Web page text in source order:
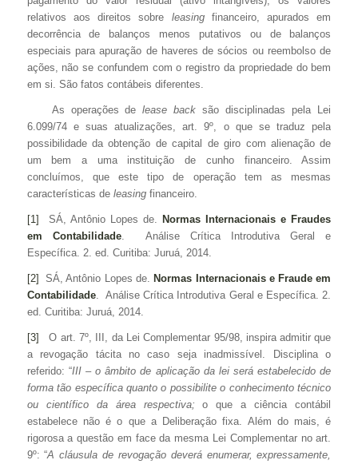
relativos aos direitos sobre leasing financeiro, apurados em
decorrência de balanços menos putativos ou de balanços
especiais para apuração de haveres de sócios ou reembolso de
ações, não se confundem com o registro da propriedade do bem
em si. São fatos contábeis diferentes.
As operações de lease backsão disciplinadas pela Lei
6.099/74 e suas atualizações, art. 9º, o que se traduz pela
possibilidade da obtenção de capital de giro com alienação de
um bem a uma instituição de cunho financeiro. Assim
concluímos, que este tipo de operação tem as mesmas
características de leasing financeiro.
[1] SÁ, Antônio Lopes de.
Normas Internacionais e Fraudes
em Contabilidade. Análise Crítica Introdutiva Geral e
Específica. 2. ed. Curitiba: Juruá, 2014.
[2] SÁ, Antônio Lopes de.
Normas Internacionais e Fraude em
Contabilidade. Análise Crítica Introdutiva Geral e Específica. 2.
ed. Curitiba: Juruá, 2014.
[3]
O art. 7º, III, da Lei Complementar 95/98, inspira admitir que
a revogação tácita no caso seja inadmissível. Disciplina o
referido: “III – o âmbito de aplicação da lei será estabelecido de
forma tão específica quanto o possibilite o conhecimento técnico
ou científico da área respectiva;o que a ciência contábil
estabelece não é o que a Deliberação fixa. Além do mais, é
rigorosa a questão em face da mesma Lei Complementar no art.
9º: “A cláusula de revogação deverá enumerar, expressamente,